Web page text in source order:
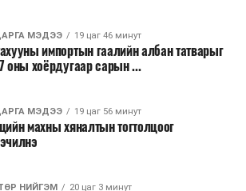
эрчим хүчээр ажилладаг тул
агаар бохирдуулагч бодис шууд
хувийн автомашинаас их
тээвэрт шилжсэнээр замын
нүүрстөрөгчийн давхар исэл
хийн ялгарлыг бууруулах ач
эдийн засгийн алдагдлыг
МЭДЭЭ 19 цаг 46 минут
импортын гаалийн албан татварыг
оны хоёрдугаар сарын ...
МЭДЭЭ 19 цаг 56 минут
махны хяналтын тогтолцоог
НИЙГЭМ 20 цаг 3 минут